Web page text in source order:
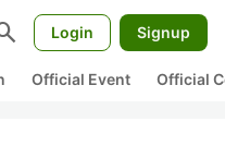
Login Signup
Official Event Official